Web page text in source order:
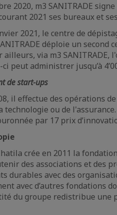
2020, m3 SANITRADE
2021 ses bureaux et
2021, le centre de
déploie un
ailleurs, via m3 SANITRADE,
peut administrer jusqu’à
de start-ups
il effectue des opérations
technologie ou de
par 17 prix
crée en 2011 la
des associations et des
durables avec des
avec d’autres fondations
du groupe redistribue une